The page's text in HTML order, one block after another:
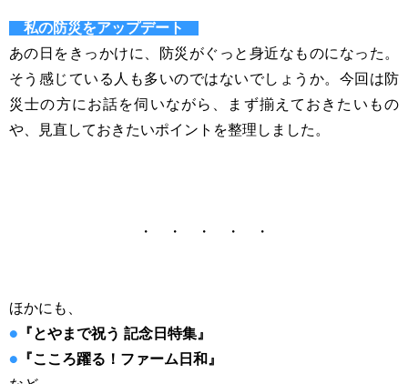
私の防災をアップデート
あの日をきっかけに、防災がぐっと身近なものになった。
そう感じている人も多いのではないでしょうか。今回は防
災士の方にお話を伺いながら、まず揃えておきたいもの
や、見直しておきたいポイントを整理しました。
・ ・ ・ ・ ・
ほかにも、
● 『とやまで祝う 記念日特集』
● 『こころ躍る！ファーム日和』